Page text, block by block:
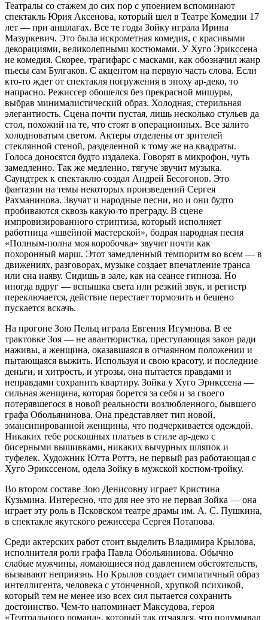
Театралы со стажем до сих пор с упоением вспоминают
спектакль Юрия Аксенова, который шел в Театре Комедии 17
лет — при аншлагах. Все те годы Зойку играла Ирина
Мазуркевич. Это была искрометная комедия, с красивыми
декорациями, великолепными костюмами. У Хуго Эрикссена
не комедия. Скорее, трагифарс с масками, как обозначил жанр
пьесы сам Булгаков. С акцентом на первую часть слова. Если
кто‑то ждет от спектакля погружения в эпоху ар-деко, то
напрасно. Режиссер обошелся без прекрасной мишуры,
выбрав минималистический образ. Холодная, стерильная
элегантность. Сцена почти пустая, лишь несколько стульев да
стол, похожий на те, что стоят в операционных. Все залито
холодноватым светом. Актеры отделены от зрителей
стеклянной стеной, разделенной к тому же на квад­раты.
Голоса доносятся будто издалека. Говорят в микрофон, чуть
замедленно. Так же медленно, тягуче звучит музыка.
Саундтрек к спектаклю создал Андрей Бесогонов. Это
фантазии на темы некоторых произведений Сергея
Рахманинова. Звучат и народные песни, но и они будто
пробиваются сквозь какую‑то преграду. В сцене
импровизированного стриптиза, который исполняет
работница «швейной мастерской», бодрая народная песня
«Полным-полна моя коробочка» звучит почти как
похоронный марш. Этот замедленный темпоритм во всем — в
движениях, разговорах, музыке создает впечатление транса
или сна наяву. Сидишь в зале, как на сеансе гипноза. Но
иногда вдруг — вспышка света или резкий звук, и регистр
переключается, действие перестает тормозить и бешено
пускается вскачь.
На прогоне Зою Пельц играла Евгения Игумнова. В ее
трактовке Зоя — не авантюристка, преступающая закон ради
наживы, а женщина, оказавшаяся в отчаянном положении и
пытающаяся выжить. Используя и свою красоту, и последние
деньги, и хитрость, и угрозы, она пытается правдами и
неправдами сохранить квартиру. Зойка у Хуго Эрикссена —
сильная женщина, которая борется за себя и за своего
потерявшегося в новой реальности возлюбленного, бывшего
графа Обольянинова. Она представляет тип новой,
эмансипированной женщины, что подчеркивается одеждой.
Никаких тебе роскошных платьев в стиле ар-деко с
бисерными вышивками, никаких вычурных шляпок и
туфелек. Художник Ютта Роттэ, не первый раз работающая с
Хуго Эрикссеном, одела Зойку в мужской костюм-тройку.
Во втором составе Зою Денисовну играет Кристина
Кузьмина. Интересно, что для нее это не первая Зойка — она
играет эту роль в Псковском театре драмы им. А. С. Пушкина,
в спектакле якутского режиссера Сергея Потапова.
Среди актерских работ стоит выделить Владимира Крылова,
исполнителя роли графа Павла Обольянинова. Обычно
слабые мужчины, ломающиеся под давлением обстоятельств,
вызывают неприязнь. Но Крылов создает симпатичный образ
интеллигента, человека с утонченной, хрупкой психикой,
который тем не менее изо всех сил пытается сохранить
достоинство. Чем‑то напоминает Максудова, героя
«Театрального романа», который так отчаялся, что подумывал